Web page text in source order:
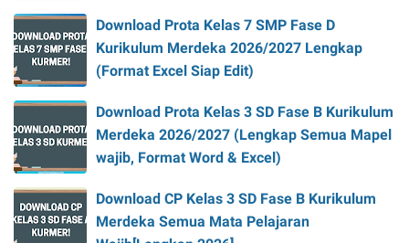
Download Prota Kelas 7 SMP Fase D
Kurikulum Merdeka 2026/2027 Lengkap
(Format Excel Siap Edit)
Download Prota Kelas 3 SD Fase B Kurikulum
Merdeka 2026/2027 (Lengkap Semua Mapel
wajib, Format Word & Excel)
Download CP Kelas 3 SD Fase B Kurikulum
Merdeka Semua Mata Pelajaran